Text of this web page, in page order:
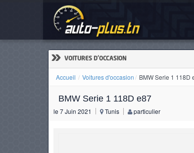
» VOITURES D'OCCASION
Accueil Voitures d'occasion BMW Serie 1 118D
BMW Serie 1 118D e87
le 7 Juin 2021 Tunis particulier
ACTUALITÉS